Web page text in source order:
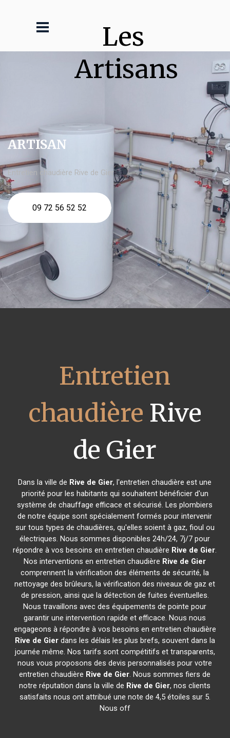
Les
Artisans
ARTISAN
Entretien chaudière Rive de Gier
09 72 56 52 52
Entretien
chaudière Rive
de Gier
Dans la ville de Rive de Gier, l'entretien chaudière est une
priorité pour les habitants qui souhaitent bénéficier d'un
système de chauffage efficace et sécurisé. Les plombiers
de notre équipe sont spécialement formés pour intervenir
sur tous types de chaudières, qu'elles soient à gaz, fioul ou
électriques. Nous sommes disponibles 24h/24, 7j/7 pour
répondre à vos besoins en entretien chaudière Rive de Gier.
Nos interventions en entretien chaudière Rive de Gier
comprennent la vérification des éléments de sécurité, la
nettoyage des brûleurs, la vérification des niveaux de gaz et
de pression, ainsi que la détection de fuites éventuelles.
Nous travaillons avec des équipements de pointe pour
garantir une intervention rapide et efficace. Nous nous
engageons à répondre à vos besoins en entretien chaudière
Rive de Gierdans les délais les plus brefs, souvent dans la
journée même. Nos tarifs sont compétitifs et transparents,
nous vous proposons des devis personnalisés pour votre
entretien chaudière Rive de Gier. Nous sommes fiers de
notre réputation dans la ville de Rive de Gier, nos clients
satisfaits nous ont attribué une note de 4,5 étoiles sur 5.
Nous off